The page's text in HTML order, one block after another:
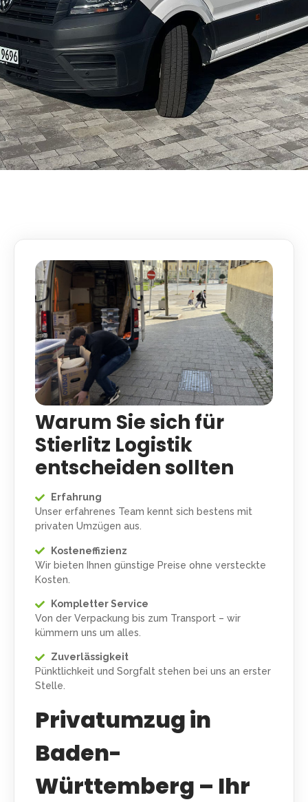
Warum Sie sich für
Stierlitz Logistik
entscheiden sollten
Erfahrung
Unser erfahrenes Team kennt sich bestens mit
privaten Umzügen aus.
Kosteneffizienz
Wir bieten Ihnen günstige Preise ohne versteckte
Kosten.
Kompletter Service
Von der Verpackung bis zum Transport – wir
kümmern uns um alles.
Zuverlässigkeit
Pünktlichkeit und Sorgfalt stehen bei uns an erster
Stelle.
Privatumzug in
Baden-
Württemberg – Ihr